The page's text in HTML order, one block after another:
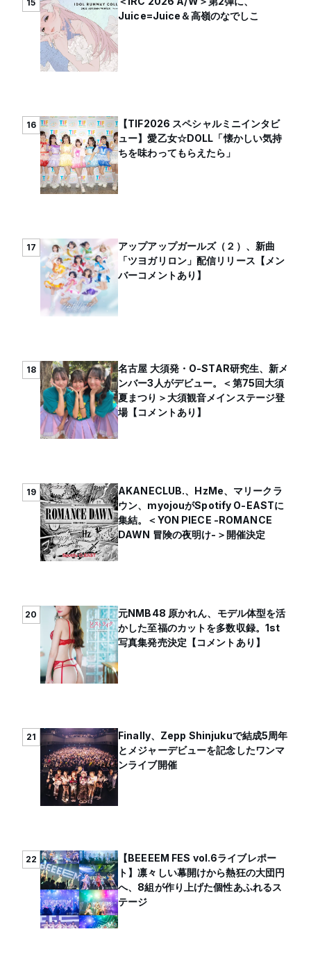
15
Juice=Juice＆高嶺のなでしこ
16
【TIF2026 スペシャルミニインタビ
ュー】愛乙女☆DOLL「懐かしい気持
ちを味わってもらえたら」
17
アップアップガールズ（２）、新曲
「ツヨガリロン」配信リリース【メン
バーコメントあり】
18
名古屋 大須発・O-STAR研究生、新メ
ンバー3人がデビュー。＜第75回大須
夏まつり＞大須観音メインステージ登
場【コメントあり】
19
AKANECLUB.、HzMe、マリークラ
ウン、myojouがSpotify O-EASTに
集結。＜YON PIECE -ROMANCE
DAWN 冒険の夜明け-＞開催決定
20
元NMB48 原かれん、モデル体型を活
かした至福のカットを多数収録。1st
写真集発売決定【コメントあり】
21
Finally、Zepp Shinjukuで結成5周年
とメジャーデビューを記念したワンマ
ンライブ開催
22
【BEEEEM FES vol.6ライブレポー
ト】凛々しい幕開けから熱狂の大団円
へ、8組が作り上げた個性あふれるス
テージ